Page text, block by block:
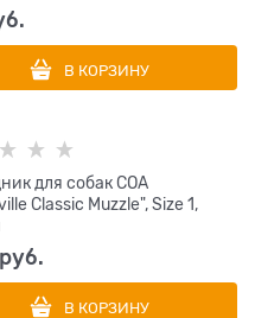
В КОРЗИНУ
для собак COA
Classic Muzzle", Size 1,
руб.
В КОРЗИНУ